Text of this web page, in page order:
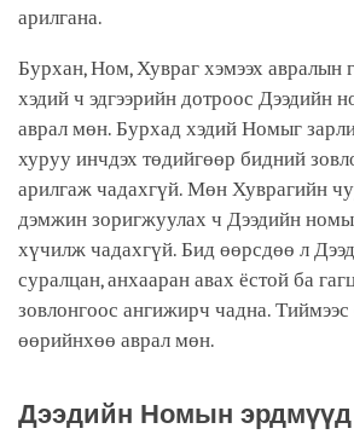
арилгана.
Бурхан, Ном, Хувраг хэмээх авралын
хэдий ч эдгээрийн дотроос Дээдийн
аврал мөн. Бурхад хэдий Номыг
хуруу инчдэх төдийгөөр бидний
арилгаж чадахгүй. Мөн Хуврагийн
дэмжин зоригжуулах ч Дээдийн
хүчилж чадахгүй. Бид өөрсдөө л
суралцан, анхааран авах ёстой ба
зовлонгоос ангижирч чадна.
өөрийнхөө аврал мөн.
Дээдийн Номын эрдмүүд